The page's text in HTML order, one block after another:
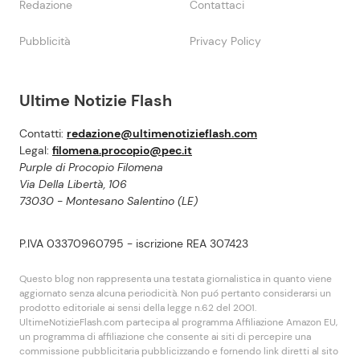
Ultime Notizie Flash
Contatti: redazione@ultimenotizieflash.com
Legal: filomena.procopio@pec.it
Purple di Procopio Filomena
Via Della Libertà, 106
73030 - Montesano Salentino (LE)
P.IVA 03370960795 - iscrizione REA 307423
Questo blog non rappresenta una testata giornalistica in quanto viene
aggiornato senza alcuna periodicità. Non puó pertanto considerarsi un
prodotto editoriale ai sensi della legge n.62 del 2001.
UltimeNotizieFlash.com partecipa al programma Affiliazione Amazon EU,
un programma di affiliazione che consente ai siti di percepire una
commissione pubblicitaria pubblicizzando e fornendo link diretti al sito
Redazione Contattaci
Pubblicità Privacy Policy